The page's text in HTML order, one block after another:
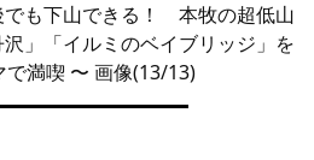
でも下山できる！ 本牧の超低山
沢」「イルミのベイブリッジ」を
で満喫 〜 画像(13/13)